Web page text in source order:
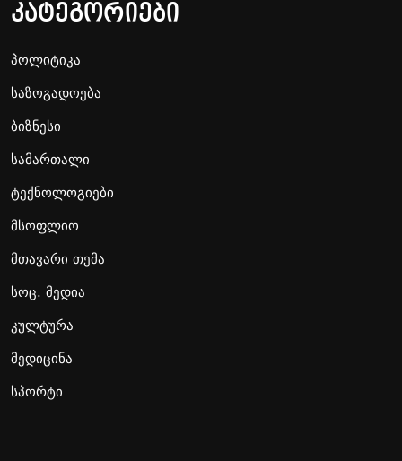
კატეგორიები
პოლიტიკა
საზოგადოება
ბიზნესი
სამართალი
ტექნოლოგიები
მსოფლიო
მთავარი თემა
სოც. მედია
კულტურა
მედიცინა
სპორტი